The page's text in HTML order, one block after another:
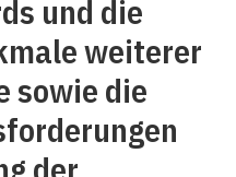
und die
weiterer
sowie die